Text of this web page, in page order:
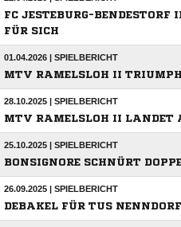
FC JESTEBURG-BENDESTORF
FÜR SICH
01.04.2026 | SPIELBERICHT
MTV RAMELSLOH II
28.10.2025 | SPIELBERICHT
MTV RAMELSLOH II LANDET
25.10.2025 | SPIELBERICHT
BONSIGNORE SCHNÜRT
26.09.2025 | SPIELBERICHT
DEBAKEL FÜR TUS